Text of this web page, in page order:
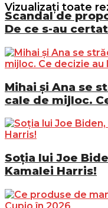
Vizualizați toate
Scandal de
De ce s-au
Mihai și Ana se
cale de mijloc.
Soția lui Joe
Kamalei Harris!